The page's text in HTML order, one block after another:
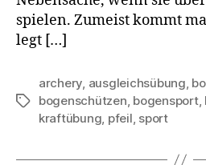
spielen. Zumeist kommt
legt […]
Schlagwörter
archery, ausgleichsübung,
bogenschützen, bogensport,
kraftübung, pfeil, sport